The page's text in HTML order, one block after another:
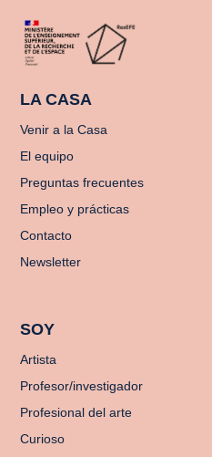
LA CASA
Venir a la Casa
El equipo
Preguntas frecuentes
Empleo y prácticas
Contacto
Newsletter
SOY
Artista
Profesor/investigador
Profesional del arte
Curioso